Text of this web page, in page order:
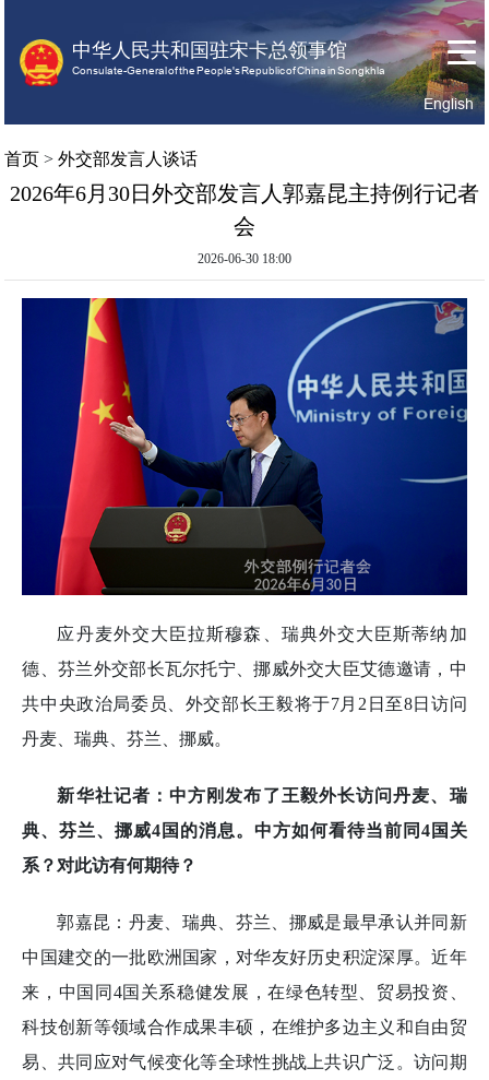
中华人民共和国驻宋卡总领事馆
Consulate-General of the People's Republic of China in Songkhla
我
服
English
首页 >外交部发言人谈话
2026年6月30日外交部发言人郭嘉昆主持例行记者
会
2026-06-30 18:00
应丹麦外交大臣拉斯穆森、瑞典外交大臣斯蒂纳加
德、芬兰外交部长瓦尔托宁、挪威外交大臣艾德邀请，中
共中央政治局委员、外交部长王毅将于7月2日至8日访问
丹麦、瑞典、芬兰、挪威。
新华社记者：中方刚发布了王毅外长访问丹麦、瑞
典、芬兰、挪威4国的消息。中方如何看待当前同4国关
系？对此访有何期待？
郭嘉昆：丹麦、瑞典、芬兰、挪威是最早承认并同新
中国建交的一批欧洲国家，对华友好历史积淀深厚。近年
来，中国同4国关系稳健发展，在绿色转型、贸易投资、
科技创新等领域合作成果丰硕，在维护多边主义和自由贸
易、共同应对气候变化等全球性挑战上共识广泛。访问期